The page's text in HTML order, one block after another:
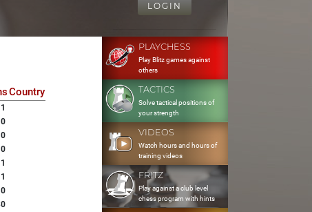
LOGIN
Country
1
0
0
0
1
1
0
PLAYCHESS
Play Blitz games against
others
TACTICS
Solve tactical positions of
your strength
VIDEOS
Watch hours and hours of
training videos
FRITZ
Play against a club level
chess program with hints